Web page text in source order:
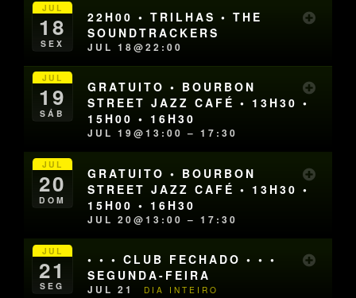
JUL
18
SEX
22H00 • TRILHAS • THE
SOUNDTRACKERS
JUL 18@22:00
JUL
19
SÁB
GRATUITO • BOURBON
STREET JAZZ CAFÉ • 13H30 •
15H00 • 16H30
JUL 19@13:00 – 17:30
JUL
20
DOM
GRATUITO • BOURBON
STREET JAZZ CAFÉ • 13H30 •
15H00 • 16H30
JUL 20@13:00 – 17:30
JUL
21
SEG
• • • CLUB FECHADO • • •
SEGUNDA-FEIRA
JUL 21 DIA INTEIRO